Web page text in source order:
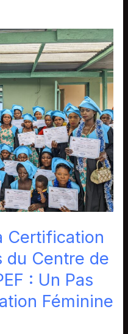
Certification
du Centre de
: Un Pas
Féminine